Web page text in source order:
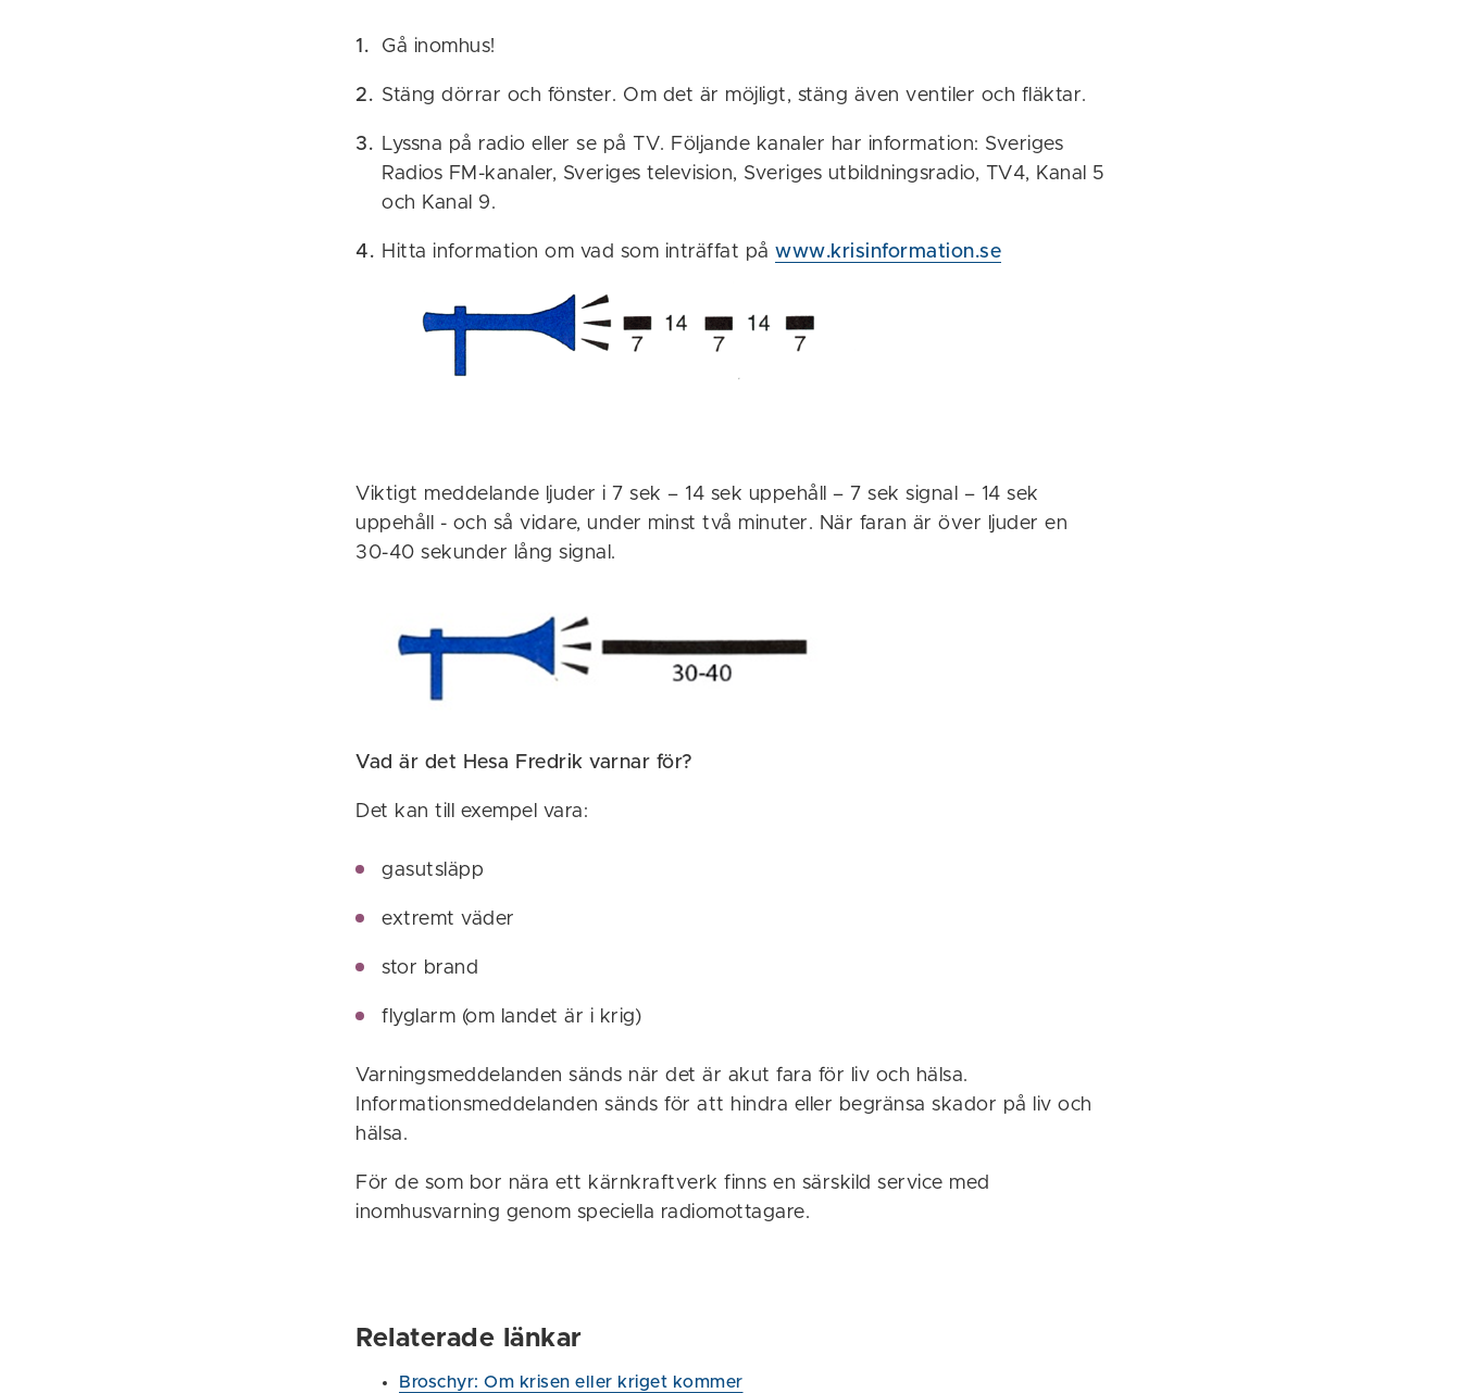
Gå inomhus!
Stäng dörrar och fönster. Om det är möjligt, stäng även ventiler och fläktar.
Lyssna på radio eller se på TV. Följande kanaler har information: Sveriges
Radios FM-kanaler, Sveriges television, Sveriges utbildningsradio, TV4, Kanal 5
och Kanal 9.
Hitta information om vad som inträffat på www.krisinformation.se
Viktigt meddelande ljuder i 7 sek – 14 sek uppehåll – 7 sek signal – 14 sek
uppehåll - och så vidare, under minst två minuter. När faran är över ljuder en
30-40 sekunder lång signal.
Vad är det Hesa Fredrik varnar för?
Det kan till exempel vara:
gasutsläpp
extremt väder
stor brand
flyglarm (om landet är i krig)
Varningsmeddelanden sänds när det är akut fara för liv och hälsa.
Informationsmeddelanden sänds för att hindra eller begränsa skador på liv och
hälsa.
För de som bor nära ett kärnkraftverk finns en särskild service med
inomhusvarning genom speciella radiomottagare.
Relaterade länkar
Broschyr: Om krisen eller kriget kommer